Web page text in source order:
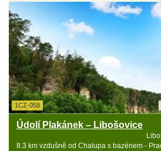
1CZ-058
Údolí Plakánek – Libošovice
8.3 km vzdušně od Chalupa s bazénem -